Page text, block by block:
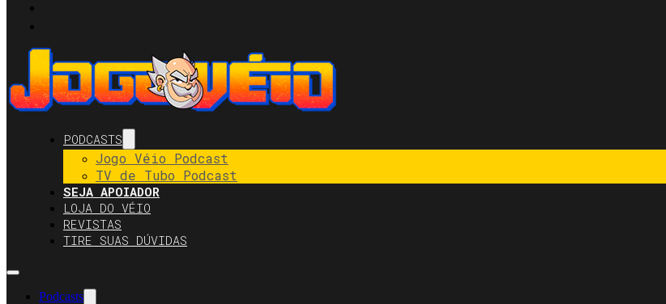
PODCASTS
Jogo Véio Podcast
TV de Tubo Podcast
SEJA APOIADOR
LOJA DO VÉIO
REVISTAS
TIRE SUAS DÚVIDAS
Podcasts